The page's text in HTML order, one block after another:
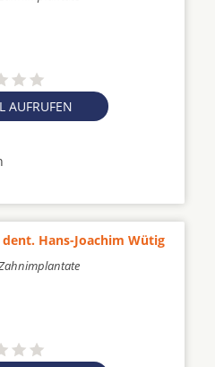
AUFRUFEN
Hans-Joachim Wütig